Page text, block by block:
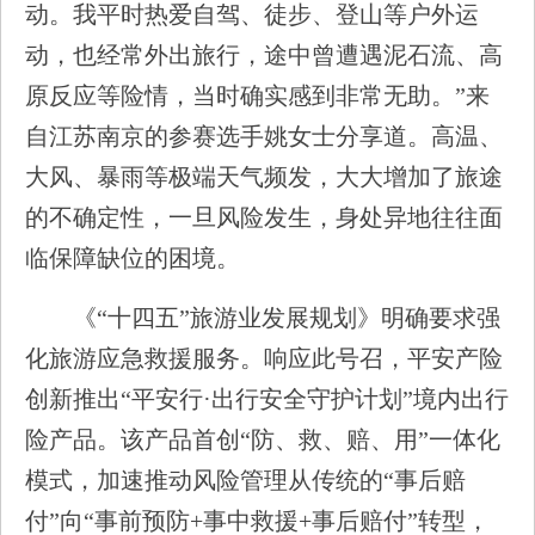
动。我平时热爱自驾、徒步、登山等户外运
动，也经常外出旅行，途中曾遭遇泥石流、高
原反应等险情，当时确实感到非常无助。”来
自江苏南京的参赛选手姚女士分享道。高温、
大风、暴雨等极端天气频发，大大增加了旅途
的不确定性，一旦风险发生，身处异地往往面
临保障缺位的困境。
《“十四五”旅游业发展规划》明确要求强
化旅游应急救援服务。响应此号召，平安产险
创新推出“平安行·出行安全守护计划”境内出行
险产品。该产品首创“防、救、赔、用”一体化
模式，加速推动风险管理从传统的“事后赔
付”向“事前预防+事中救援+事后赔付”转型，